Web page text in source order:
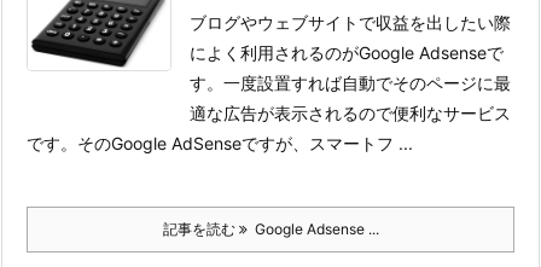
ブログやウェブサイトで収益を出したい際
によく利用されるのがGoogle Adsenseで
す。一度設置すれば自動でそのページに最
適な広告が表示されるので便利なサービス
です。 そのGoogle AdSenseですが、スマートフ ...
記事を読む Google Adsense ...